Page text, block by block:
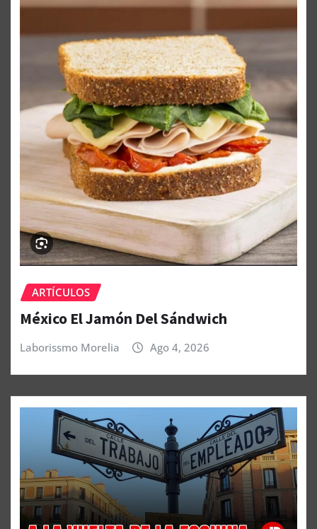
ARTÍCULOS
México El Jamón Del Sándwich
Laborissmo Morelia Ago 4, 2026